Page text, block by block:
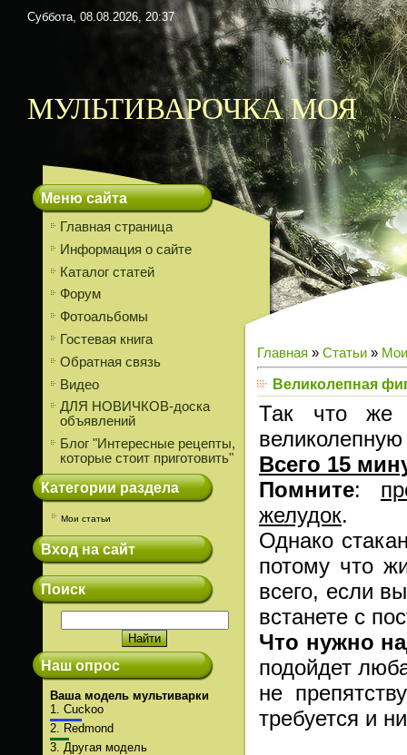
Суббота, 08.08.2026, 20:37
МУЛЬТИВАРОЧКА МОЯ
Меню сайта
Главная страница
Информация о сайте
Каталог статей
Форум
Фотоальбомы
Гостевая книга
Обратная связь
Видео
ДЛЯ НОВИЧКОВ-доска
объявлений
Блог "Интересные рецепты,
которые стоит приготовить"
Категории раздела
Мои статьи
Вход на сайт
Поиск
Наш опрос
Ваша модель мультиварки
1. Cuckoo
2.
Redmond
3. Другая модель
Главная » Статьи »
Великолепная
Так что же
Всего 15
Помните:
желудок.
Однако
потому что
всего, если
встанете с
Что нужно
подойдет
не
требуется и